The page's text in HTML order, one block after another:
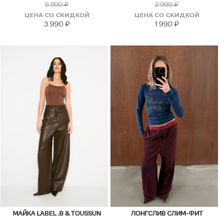
6 990₽
ЦЕНА СО СКИДКОЙ
3 990 ₽
2 990₽
ЦЕНА СО СКИДКОЙ
1 990 ₽
МАЙКА LABEL .B & TOUSSUN ЛОНГСЛИВ СЛИМ-ФИТ